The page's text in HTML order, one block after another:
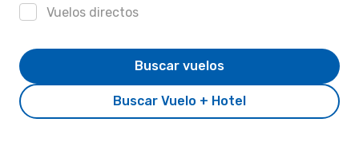
Vuelos directos
Buscar Vuelo + Hotel
Buscar vuelos